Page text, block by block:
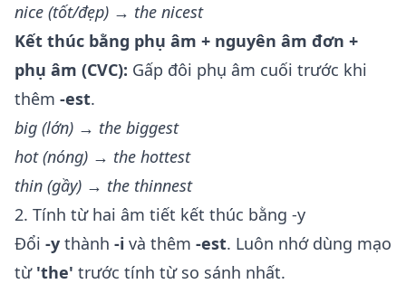
nice (tốt/đẹp) → the nicest
Kết thúc bằng phụ âm + nguyên âm đơn +
phụ âm (CVC): Gấp đôi phụ âm cuối trước khi
thêm -est.
big (lớn) → the biggest
hot (nóng) → the hottest
thin (gầy) → the thinnest
2. Tính từ hai âm tiết kết thúc bằng -y
Đổi -y thành -i và thêm -est. Luôn nhớ dùng mạo
từ 'the' trước tính từ so sánh nhất.